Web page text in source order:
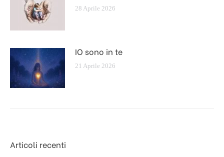
28 Aprile 2026
IO sono in te
21 Aprile 2026
Articoli recenti